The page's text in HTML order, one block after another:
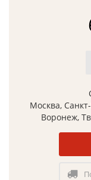
Москва,
Воронеж,